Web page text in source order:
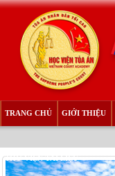
TRANG CHỦ GIỚI THIỆU
THƯ VIỆN TÀI LIỆU